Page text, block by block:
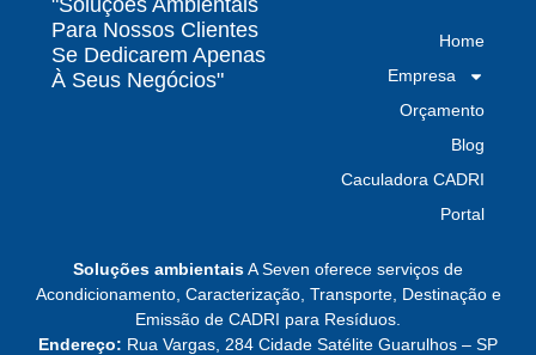
resíduos classe I é fundamental para sua
indústria
Por que escolher uma empresa de
gerenciamento de resíduos especializada é
POSTAGENS
Baixa do MTR: por que o manifesto em aberto
Soluções ambientaisA Seven oferece serviços de
Acondicionamento, Caracterização, Transporte, Destinação e
Emissão de CADRI para Resíduos.
Endereço: Rua Vargas, 284 Cidade Satélite Guarulhos – SP
"Soluções Ambientais
Para Nossos Clientes
Se Dedicarem Apenas
À Seus Negócios"
Home
Empresa
Orçamento
Blog
Caculadora CADRI
Portal